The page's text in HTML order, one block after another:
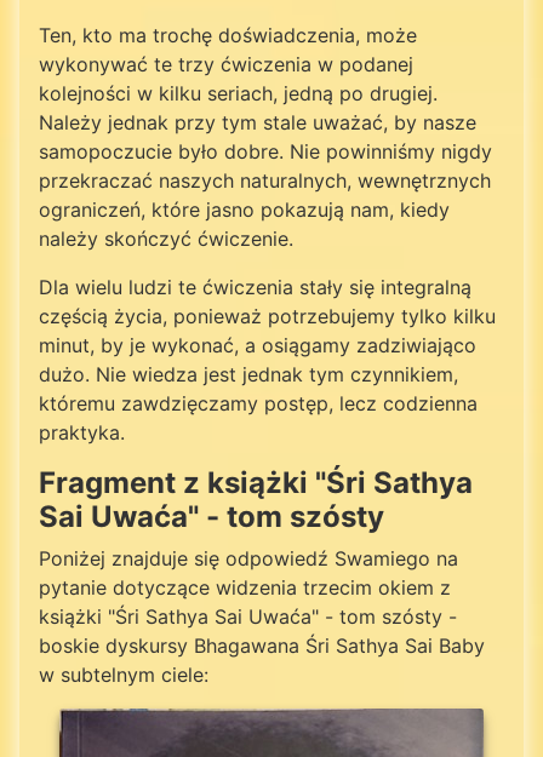
Ten, kto ma trochę doświadczenia, może
wykonywać te trzy ćwiczenia w podanej
kolejności w kilku seriach, jedną po drugiej.
Należy jednak przy tym stale uważać, by nasze
samopoczucie było dobre. Nie powinniśmy nigdy
przekraczać naszych naturalnych, wewnętrznych
ograniczeń, które jasno pokazują nam, kiedy
należy skończyć ćwiczenie.
Dla wielu ludzi te ćwiczenia stały się integralną
częścią życia, ponieważ potrzebujemy tylko kilku
minut, by je wykonać, a osiągamy zadziwiająco
dużo. Nie wiedza jest jednak tym czynnikiem,
któremu zawdzięczamy postęp, lecz codzienna
praktyka.
Fragment z książki "Śri Sathya
Sai Uwaća" - tom szósty
Poniżej znajduje się odpowiedź Swamiego na
pytanie dotyczące widzenia trzecim okiem z
książki "Śri Sathya Sai Uwaća" - tom szósty -
boskie dyskursy Bhagawana Śri Sathya Sai Baby
w subtelnym ciele: